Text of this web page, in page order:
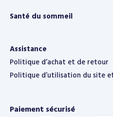
Santé du sommeil
Assistance
Politique d’achat et de retour
Politique d’utilisation du site
Paiement sécurisé